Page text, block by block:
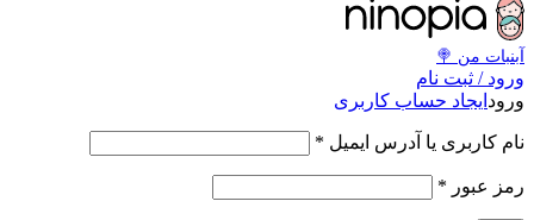
من 🍭
/ ثبت نام
ایجاد حساب کاربری
کاربری یا آدرس ایمیل*
عبور*